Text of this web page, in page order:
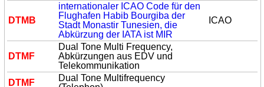
DTM B
internationaler ICAO Code für den
Flughafen Habib Bourgiba der
Stadt Monastir Tunesien, die
Abkürzung der IATA ist MIR
ICAO
DTM F
Dual Tone Multi Frequency,
Abkürzungen aus EDV und
Telekommunikation
DTM F
Dual Tone Multifrequency